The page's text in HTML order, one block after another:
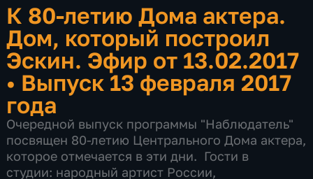
К 80-летию Дома актера.
Дом, который построил
Эскин. Эфир от 13.02.2017
• Выпуск 13 февраля 2017
года
Очередной выпуск программы "Наблюдатель"
посвящен 80-летию Центрального Дома актера,
которое отмечается в эти дни. Гости в
студии: народный артист России,